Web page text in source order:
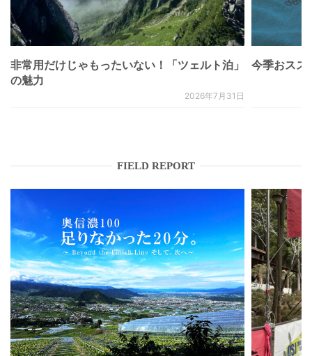
非常用だけじゃもったいない！「ツェルト泊」
の魅力
2026年7月31日
今季おスス
FIELD REPORT